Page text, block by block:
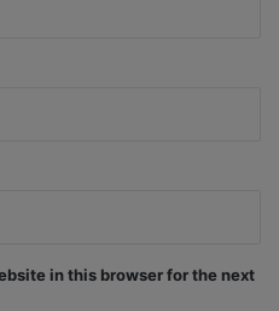
in this browser for the next